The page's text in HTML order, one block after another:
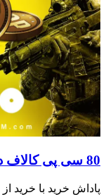
با خرید از اپلیکیشن